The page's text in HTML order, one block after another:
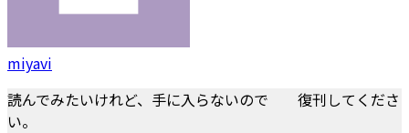
miyavi
読んでみたいけれど、手に入らないので 復刊してくださ
い。